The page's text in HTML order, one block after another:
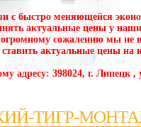
с быстро меняющейся
актуальные цены у
сожалению мы не
ставить актуальные цены на
адресу: 398024, г. Липецк
ТИГР-